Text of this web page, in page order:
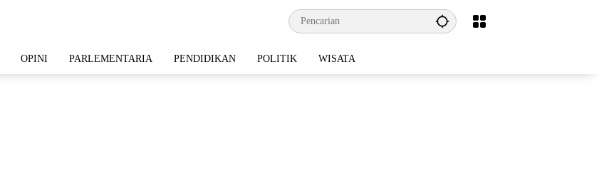
OPINI PARLEMENTARIA PENDIDIKAN POLITIK WISATA